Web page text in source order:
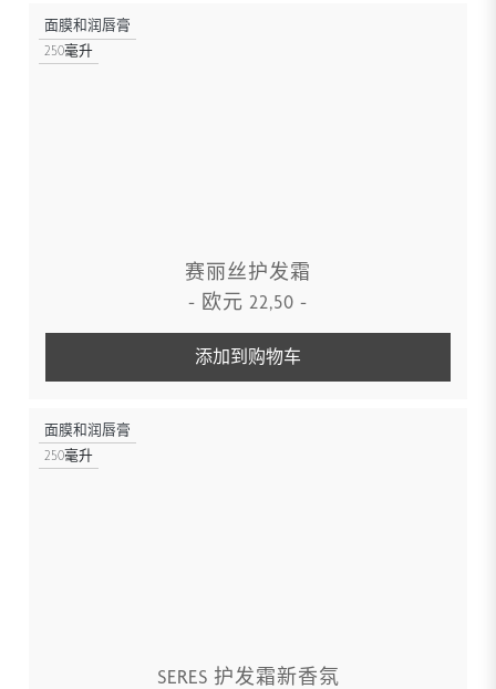
面膜和润唇膏
250毫升
赛丽丝护发霜
- 欧元 22,50 -
添加到购物车
面膜和润唇膏
250毫升
SERES 护发霜新香氛